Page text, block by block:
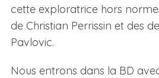
cette exploratrice hors
de Christian Perrissin et des
Pavlovic.
Nous entrons dans la BD